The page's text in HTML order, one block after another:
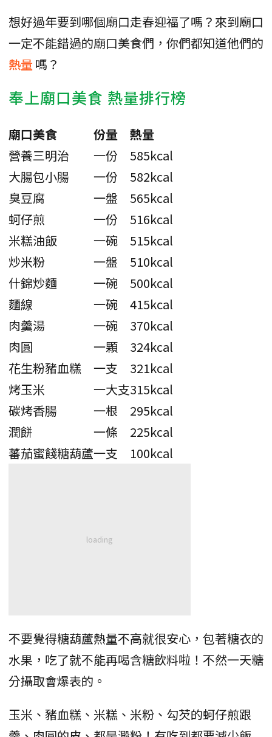
想好過年要到哪個廟口走春迎福了嗎？來到廟口
一定不能錯過的廟口美食們，你們都知道他們的
熱量 嗎？
奉上廟口美食 熱量排行榜
廟口美食 份量
熱量
營養三明治
一份
585kcal
大腸包小腸
一份
582kcal
臭豆腐
一盤
565kcal
蚵仔煎
一份
516kcal
米糕油飯
一碗
515kcal
炒米粉
一盤
510kcal
什錦炒麵
一碗
500kcal
麵線
一碗
415kcal
肉羹湯
一碗
370kcal
肉圓
一顆
324kcal
花生粉豬血糕
一支
321kcal
烤玉米
一大支315kcal
碳烤香腸
一根
295kcal
潤餅
一條
225kcal
蕃茄蜜餞糖葫蘆一支 100kcal
不要覺得糖葫蘆熱量不高就很安心，包著糖衣的
水果，吃了就不能再喝含糖飲料啦！不然一天糖
分攝取會爆表的。
玉米、豬血糕、米糕、米粉、勾芡的蚵仔煎跟